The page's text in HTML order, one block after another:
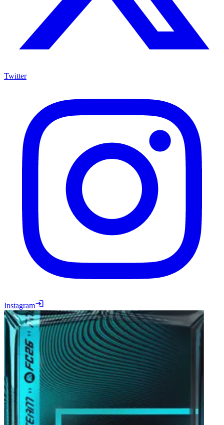
Twitter
Instagram